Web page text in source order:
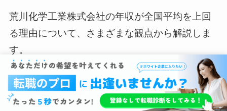
荒川化学工業株式会社の年収が全国平均を上回
る理由について、さまざまな観点から解説しま
す。
荒川化学工業の年収が高い理由とは？